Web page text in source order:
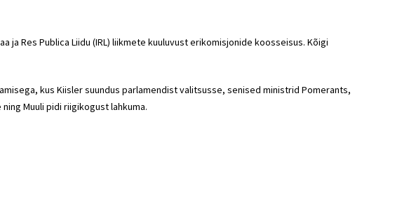
ja Res Publica Liidu (IRL) liikmete kuuluvust erikomisjonide koosseisus. Kõigi
kus Kiisler suundus parlamendist valitsusse, senised ministrid Pomerants,
Muuli pidi riigikogust lahkuma.